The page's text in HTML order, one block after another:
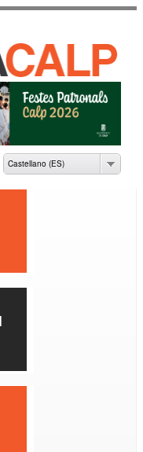
I
Castellano (ES)